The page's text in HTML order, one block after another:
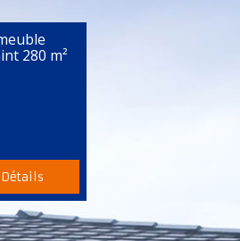
280 m²
Détails